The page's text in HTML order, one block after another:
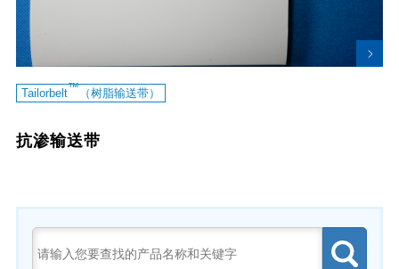
Tailorbelt™ （树脂输送带）
抗渗输送带